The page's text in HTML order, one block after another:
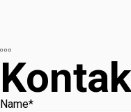
Name*